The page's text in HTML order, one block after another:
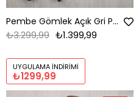
Pembe Gömlek Açık Gri Pantolon Ayakkabı Kombin
₺1.399,99
₺3.299,99
UYGULAMA İNDIRIMI
₺1299,99